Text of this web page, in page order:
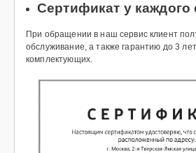
Сертификат у каждого
При обращении в наш сервис клиент
обслуживание, а также гарантию до 3
комплектующих.